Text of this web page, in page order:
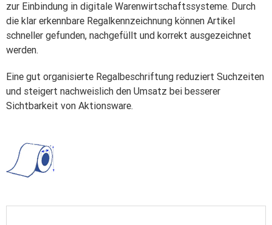
zur Einbindung in digitale Warenwirtschaftssysteme. Durch
die klar erkennbare Regalkennzeichnung können Artikel
schneller gefunden, nachgefüllt und korrekt ausgezeichnet
werden.
Eine gut organisierte Regalbeschriftung reduziert Suchzeiten
und steigert nachweislich den Umsatz bei besserer
Sichtbarkeit von Aktionsware.